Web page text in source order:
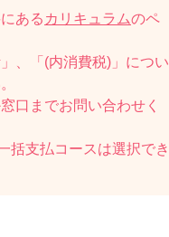
ある カリキュラムのペ
、「(内消費税)」につい
口までお問い合わせく
括支払コースは選択でき